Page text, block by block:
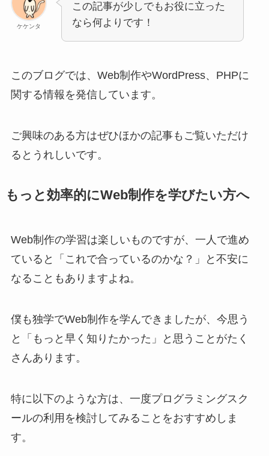
ケケンタ
この記事が少しでもお役に立った
なら何よりです！
このブログでは、Web制作やWordPress、PHPに
関する情報を発信しています。
ご興味のある方はぜひほかの記事もご覧いただけ
るとうれしいです。
もっと効率的にWeb制作を学びたい方へ
Web制作の学習は楽しいものですが、一人で進め
ていると「これで合っているのかな？」と不安に
なることもありますよね。
僕も独学でWeb制作を学んできましたが、今思う
と「もっと早く知りたかった」と思うことがたく
さんあります。
特に以下のような方は、一度プログラミングスク
ールの利用を検討してみることをおすすめしま
す。